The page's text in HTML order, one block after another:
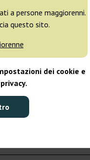
a persone maggiorenni.
questo sito.
dei cookie e
1 seme
in 24h
3 semi
in 3-7
5 semi